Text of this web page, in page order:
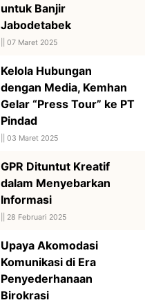
untuk Banjir
Jabodetabek
07 Maret 2025
Kelola Hubungan
dengan Media, Kemhan
Gelar “Press Tour” ke PT
Pindad
03 Maret 2025
GPR Dituntut Kreatif
dalam Menyebarkan
Informasi
28 Februari 2025
Upaya Akomodasi
Komunikasi di Era
Penyederhanaan
Birokrasi